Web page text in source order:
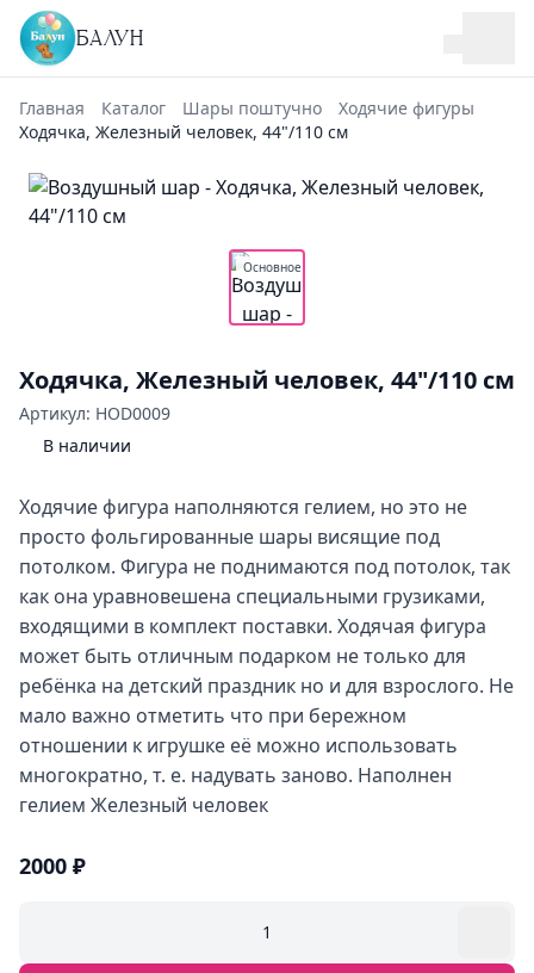
БАЛУН
Главная Каталог Шары поштучно
Ходячие фигуры
Ходячка, Железный человек, 44"/110 см
Основное
Ходячка, Железный человек, 44"/110 см
Артикул: HOD0009
В наличии
Ходячие фигура наполняются гелием, но это не
просто фольгированные шары висящие под
потолком. Фигура не поднимаются под потолок, так
как она уравновешена специальными грузиками,
входящими в комплект поставки. Ходячая фигура
может быть отличным подарком не только для
ребёнка на детский праздник но и для взрослого. Не
мало важно отметить что при бережном
отношении к игрушке её можно использовать
многократно, т. е. надувать заново. Наполнен
гелием Железный человек
2000 ₽
1